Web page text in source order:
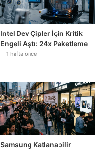
Intel Dev Çipler İçin Kritik
Engeli Aştı: 24x Paketleme
1 hafta önce
Samsung Katlanabilir